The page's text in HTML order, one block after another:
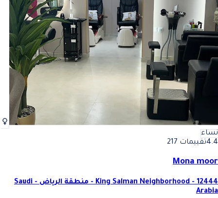
نساء
4.4تقييمات 217
Mona moor
King Salman Neighborhood - 12444 - منطقة الرياض - Saudi
Arabia